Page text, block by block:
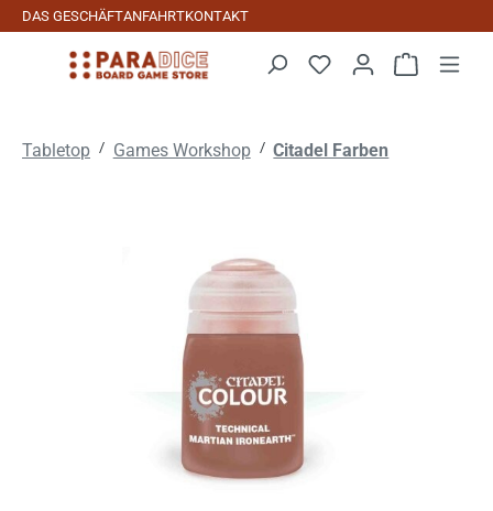
Zum Hauptinhalt springen
DAS GESCHÄFTANFAHRTKONTAKT
Tabletop / Games Workshop / Citadel Farben
Bildergalerie überspringen